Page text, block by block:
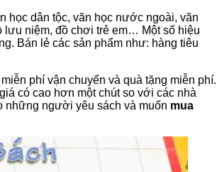
học dân tộc, văn học nước ngoài, văn
lưu niệm, đồ chơi trẻ em… Một số hiệu
Bán lẻ các sản phẩm như: hàng tiêu
phí vận chuyển và quà tặng miễn phí.
có cao hơn một chút so với các nhà
những người yêu sách và muốn mua